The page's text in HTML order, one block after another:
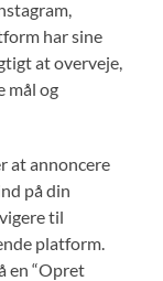
har sine
at overveje,
mål og
at annoncere
på din
til
platform.
en “Opret